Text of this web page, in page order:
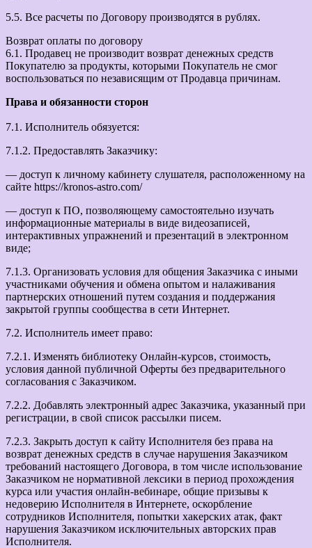
5.5. Все расчеты по Договору производятся в рублях.
Возврат оплаты по договору
6.1. Продавец не производит возврат денежных средств
Покупателю за продукты, которыми Покупатель не смог
воспользоваться по независящим от Продавца причинам.
Права и обязанности сторон
7.1. Исполнитель обязуется:
7.1.2. Предоставлять Заказчику:
— доступ к личному кабинету слушателя, расположенному на
сайте https://kronos-astro.com/
— доступ к ПО, позволяющему самостоятельно изучать
информационные материалы в виде видеозаписей,
интерактивных упражнений и презентаций в электронном
виде;
7.1.3. Организовать условия для общения Заказчика с иными
участниками обучения и обмена опытом и налаживания
партнерских отношений путем создания и поддержания
закрытой группы сообщества в сети Интернет.
7.2. Исполнитель имеет право:
7.2.1. Изменять библиотеку Онлайн-курсов, стоимость,
условия данной публичной Оферты без предварительного
согласования с Заказчиком.
7.2.2. Добавлять электронный адрес Заказчика, указанный при
регистрации, в свой список рассылки писем.
7.2.3. Закрыть доступ к сайту Исполнителя без права на
возврат денежных средств в случае нарушения Заказчиком
требований настоящего Договора, в том числе использование
Заказчиком не нормативной лексики в период прохождения
курса или участия онлайн-вебинаре, общие призывы к
недоверию Исполнителя в Интернете, оскорбление
сотрудников Исполнителя, попытки хакерских атак, факт
нарушения Заказчиком исключительных авторских прав
Исполнителя.